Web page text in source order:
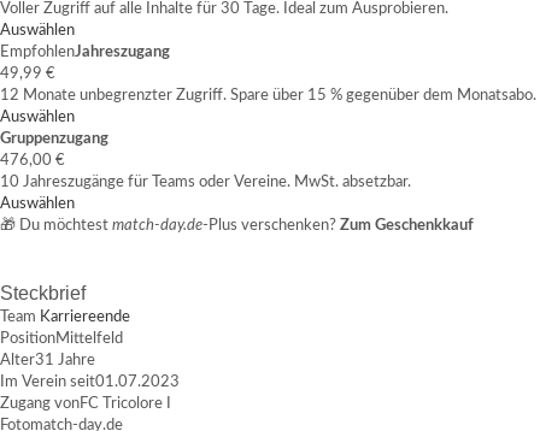
Voller Zugriff auf alle Inhalte für 30 Tage. Ideal zum Ausprobieren.
Auswählen
EmpfohlenJahreszugang
49,99 €
12 Monate unbegrenzter Zugriff. Spare über 15 % gegenüber dem Monatsabo.
Auswählen
Gruppenzugang
476,00 €
10 Jahreszugänge für Teams oder Vereine. MwSt. absetzbar.
Auswählen
🎁 Du möchtest match-day.de-Plus verschenken? Zum Geschenkkauf
Steckbrief
Team Karriereende
PositionMittelfeld
Alter31 Jahre
Im Verein seit01.07.2023
Zugang vonFC Tricolore I
Fotomatch-day.de